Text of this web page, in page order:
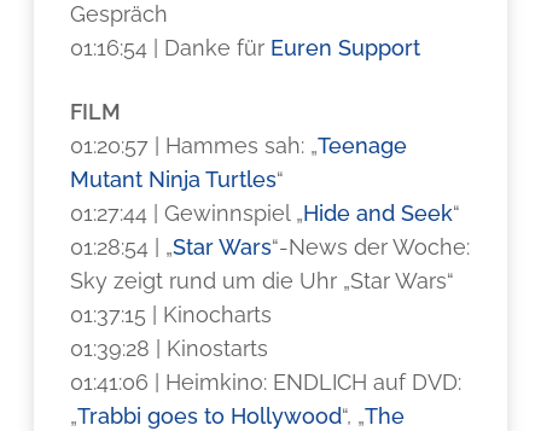
Gespräch
01:16:54 | Danke für Euren Support
FILM
01:20:57 | Hammes sah: „Teenage
Mutant Ninja Turtles“
01:27:44 | Gewinnspiel „Hide and Seek“
01:28:54 | „Star Wars“-News der Woche:
Sky zeigt rund um die Uhr „Star Wars“
01:37:15 | Kinocharts
01:39:28 | Kinostarts
01:41:06 | Heimkino: ENDLICH auf DVD:
„Trabbi goes to Hollywood“, „The